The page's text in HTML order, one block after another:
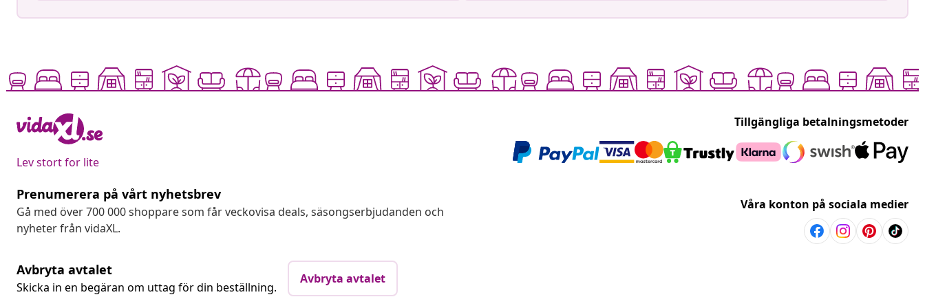
Lev stort for lite
Tillgängliga betalningsmetoder
Prenumerera på vårt nyhetsbrev
Gå med över 700 000 shoppare som får veckovisa deals, säsongserbjudanden och
nyheter från vidaXL.
Våra konton på sociala medier
Avbryta avtalet
Skicka in en begäran om uttag för din beställning.
Avbryta avtalet